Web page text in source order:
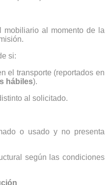
mobiliario al momento de la
si:
el transporte (reportados en
hábiles).
al solicitado.
o usado y no presenta
según las condiciones